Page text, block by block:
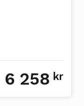
6 258 kr